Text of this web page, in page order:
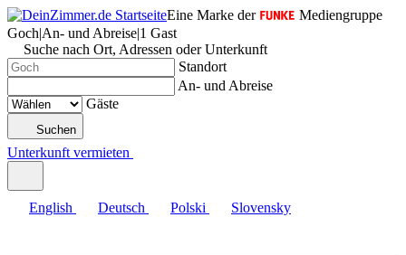
Eine Marke der
Mediengruppe
Goch|An- und Abreise|1 Gast
Suche nach Ort, Adressen oder Unterkunft
Standort
An- und Abreise
Gäste
Suchen
Unterkunft vermieten
English Deutsch Polski Slovensky